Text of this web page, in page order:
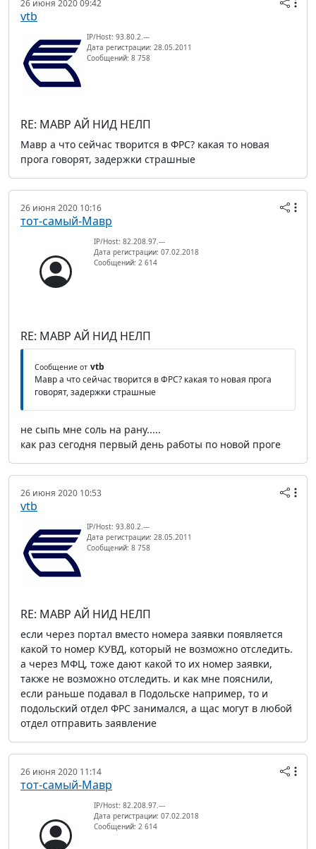
26 июня 2020 09:42
vtb
IP/Host: 93.80.2.---
Дата регистрации: 28.05.2011
Сообщений: 8 758
RE: МАВР АЙ НИД НЕЛП
Мавр а что сейчас творится в ФРС? какая то новая
прога говорят, задержки страшные
26 июня 2020 10:16
тот-самый-Мавр
IP/Host: 82.208.97.---
Дата регистрации: 07.02.2018
Сообщений: 2 614
RE: МАВР АЙ НИД НЕЛП
Сообщение от vtb
Мавр а что сейчас творится в ФРС? какая то новая прога
говорят, задержки страшные
не сыпь мне соль на рану.....
как раз сегодня первый день работы по новой проге
26 июня 2020 10:53
vtb
IP/Host: 93.80.2.---
Дата регистрации: 28.05.2011
Сообщений: 8 758
RE: МАВР АЙ НИД НЕЛП
если через портал вместо номера заявки появляется
какой то номер КУВД, который не возможно отследить.
а через МФЦ, тоже дают какой то их номер заявки,
также не возможно отследить. и как мне пояснили,
если раньше подавал в Подольске например, то и
подольский отдел ФРС занимался, а щас могут в любой
отдел отправить заявление
26 июня 2020 11:14
тот-самый-Мавр
IP/Host: 82.208.97.---
Дата регистрации: 07.02.2018
Сообщений: 2 614